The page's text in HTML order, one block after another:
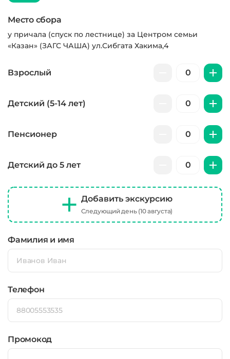
Место сбора
у причала (спуск по лестнице) за Центром семьи
«Казан» (ЗАГС ЧАША) ул.Сибгата Хакима,4
Взрослый
Детский (5-14 лет)
Пенсионер
Детский до 5 лет
Добавить экскурсию
Следующий день (10 августа)
Фамилия и имя
Телефон
Промокод